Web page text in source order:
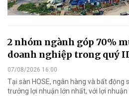
2 nhóm ngành góp 70%
doanh nghiệp trong quý
07/08/2026 16:00
Tại sàn HOSE, ngân hàng và bất động
trưởng lợi nhuận lớn nhất, với lợi